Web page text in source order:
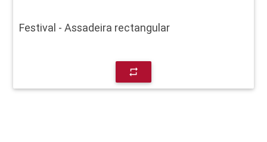
Festival - Assadeira rectangular
repeat